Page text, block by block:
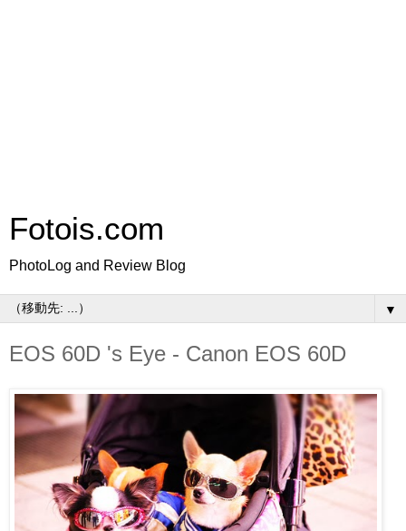
Fotois.com
PhotoLog and Review Blog
▼
EOS 60D 's Eye - Canon EOS 60D